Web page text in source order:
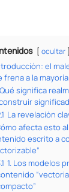
ocultar
el
frena a la mayoría
significa
La revelación
afecta esto al
escrito a
1. Los modelos